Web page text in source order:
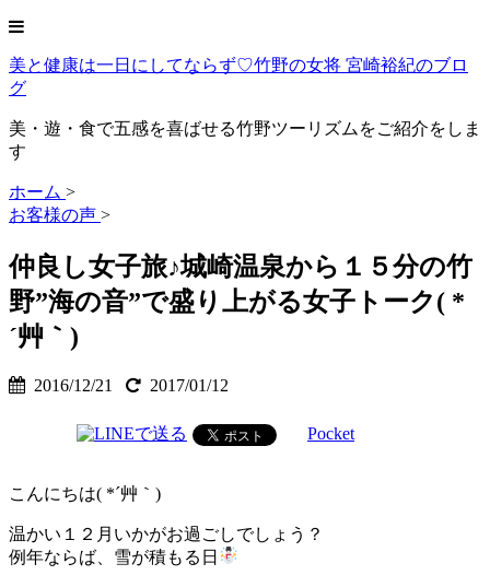
美と健康は一日にしてならず♡竹野の女将 宮崎裕紀のブロ
グ
美・遊・食で五感を喜ばせる竹野ツーリズムをご紹介をしま
す
ホーム >
お客様の声 >
仲良し女子旅♪城崎温泉から１５分の竹
野”海の音”で盛り上がる女子トーク( *
´艸｀)
2016/12/21 2017/01/12
Pocket
こんにちは( *´艸｀)
温かい１２月いかがお過ごしでしょう？
例年ならば、雪が積もる日